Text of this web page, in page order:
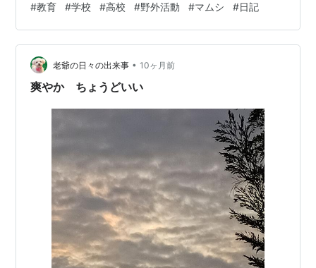
ずいた．僕は全くかぶれず，素手で触っても何もおこら
なかった． ヘビが出る 森でも山でもいいんだけど，蛇や
マムシが出る．マムシも蛇の一種だけど，なぜか当時
（今も？）マムシ以外のヘビとマムシとに分けていた．
僕はシティーボーイなので，ヘビもマムシも見たことが
#教育 #学校 #高校 #野外活動 #マムシ #日記
老爺の日々の出来事 • 10ヶ月前
爽やか ちょうどいい